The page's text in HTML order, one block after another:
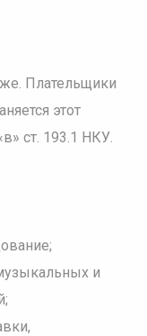
Плательщики
этот
ст. 193.1 НКУ.
и